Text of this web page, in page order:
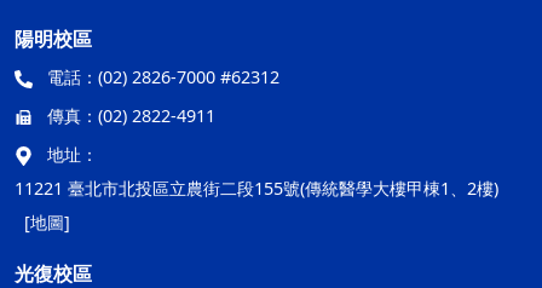
陽明校區
電話： (02) 2826-7000 #62312
傳真： (02) 2822-4911
地址：
11221 臺北市北投區立農街二段155號(傳統醫學大樓甲棟1、2樓)
[地圖]
光復校區